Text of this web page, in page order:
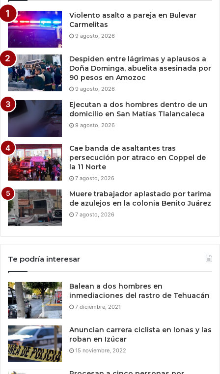
Violento asalto a pareja en Bulevar
Carmelitas
9 agosto, 2026
Despiden entre lágrimas y aplausos a
Doña Dominga, abuelita asesinada por
90 pesos en Amozoc
9 agosto, 2026
Ejecutan a dos hombres dentro de un
domicilio en San Matías Tlalancaleca
9 agosto, 2026
Cae banda de asaltantes tras
persecución por atraco en Coppel de
la 11 Norte
7 agosto, 2026
Muere trabajador aplastado por tarima
de azulejos en la colonia Benito Juárez
7 agosto, 2026
Te podría interesar
Balean a dos hombres en
inmediaciones del rastro de Tehuacán
7 diciembre, 2021
Anuncian carrera ciclista en lonas y las
roban en Izúcar
15 noviembre, 2022